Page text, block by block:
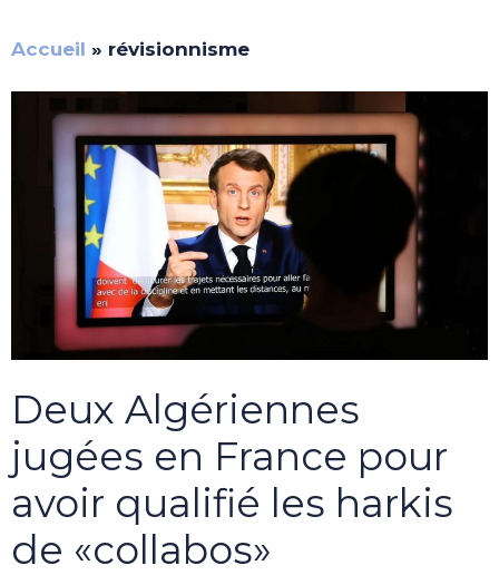
Accueil » révisionnisme
Deux Algériennes
jugées en France pour
avoir qualifié les harkis
de «collabos»